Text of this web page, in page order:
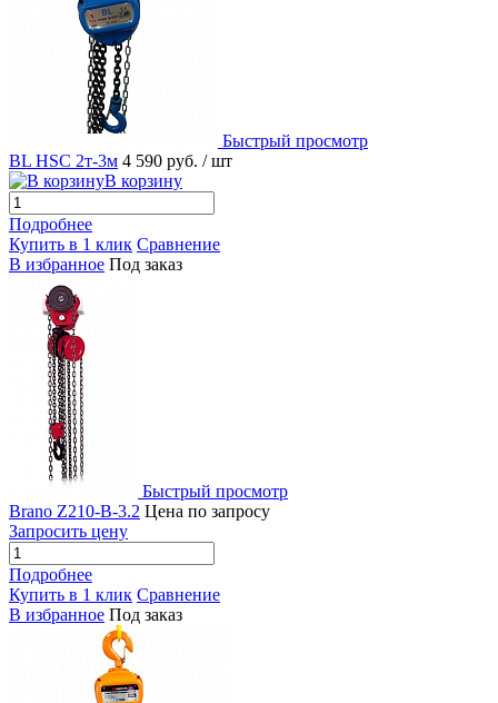
Быстрый просмотр
BL HSC 2т-3м 4 590 руб. / шт
В корзину
Подробнее
Купить в 1 клик Сравнение
В избранное Под заказ
Быстрый просмотр
Brano Z210-B-3.2 Цена по запросу
Запросить цену
Подробнее
Купить в 1 клик Сравнение
В избранное Под заказ